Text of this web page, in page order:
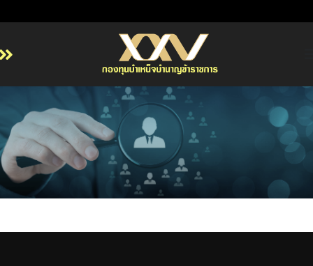
เกี่ยวกับ กบข.
บริการสมาชิก
ลงทุน
การลงทุนอย่างรับผิดชอบ